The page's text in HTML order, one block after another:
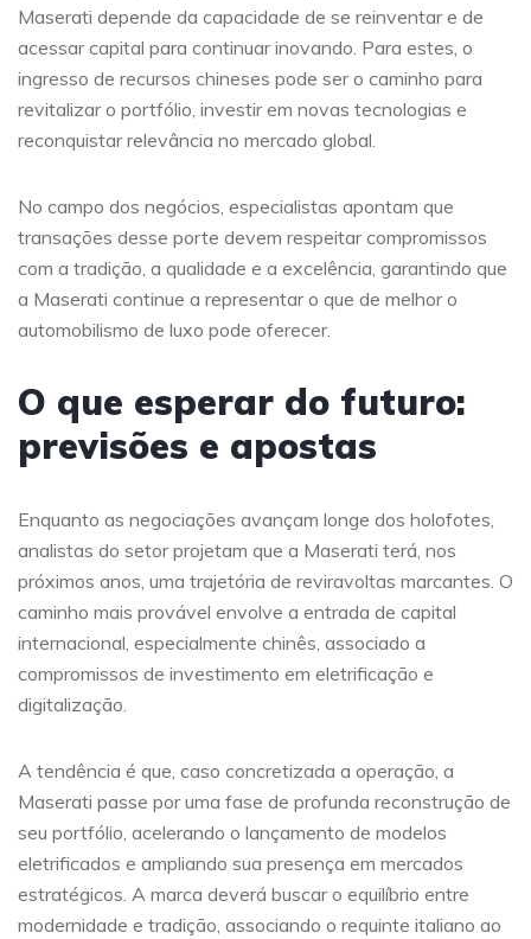
Maserati depende da capacidade de se reinventar e de
acessar capital para continuar inovando. Para estes, o
ingresso de recursos chineses pode ser o caminho para
revitalizar o portfólio, investir em novas tecnologias e
reconquistar relevância no mercado global.
No campo dos negócios, especialistas apontam que
transações desse porte devem respeitar compromissos
com a tradição, a qualidade e a excelência, garantindo que
a Maserati continue a representar o que de melhor o
automobilismo de luxo pode oferecer.
O que esperar do futuro:
previsões e apostas
Enquanto as negociações avançam longe dos holofotes,
analistas do setor projetam que a Maserati terá, nos
próximos anos, uma trajetória de reviravoltas marcantes. O
caminho mais provável envolve a entrada de capital
internacional, especialmente chinês, associado a
compromissos de investimento em eletrificação e
digitalização.
A tendência é que, caso concretizada a operação, a
Maserati passe por uma fase de profunda reconstrução de
seu portfólio, acelerando o lançamento de modelos
eletrificados e ampliando sua presença em mercados
estratégicos. A marca deverá buscar o equilíbrio entre
modernidade e tradição, associando o requinte italiano ao